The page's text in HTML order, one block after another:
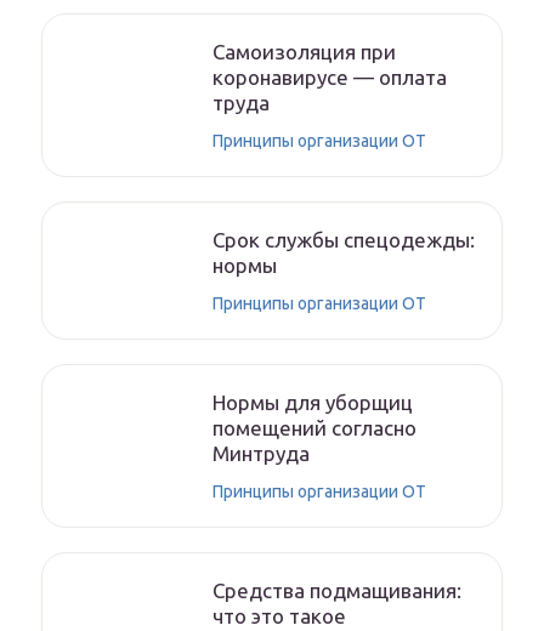
Самоизоляция при
коронавирусе — оплата
труда
Принципы организации ОТ
Срок службы спецодежды:
нормы
Принципы организации ОТ
Нормы для уборщиц
помещений согласно
Минтруда
Принципы организации ОТ
Средства подмащивания:
что это такое